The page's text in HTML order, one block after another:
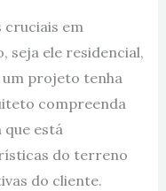
cruciais em
seja ele residencial,
um projeto tenha
compreenda
está
do terreno
do cliente.